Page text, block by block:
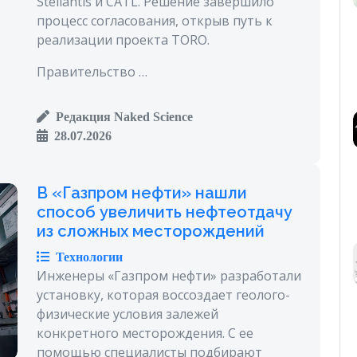
процесс согласования, открыв путь к
реализации проекта TORO.
Правительство …
Редакция Naked Science
28.07.2026
В «Газпром нефти» нашли
способ увеличить нефтеотдачу
из сложных месторождений
Технологии
Инженеры «Газпром нефти» разработали
установку, которая воссоздает геолого-
физические условия залежей
конкретного месторождения. С ее
помощью специалисты подбирают